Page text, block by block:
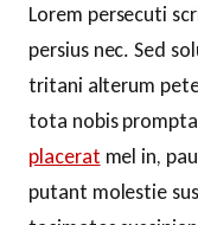
Lorem persecuti
persius nec. Sed
tritani alterum
tota nobis
placerat mel in,
putant molestie